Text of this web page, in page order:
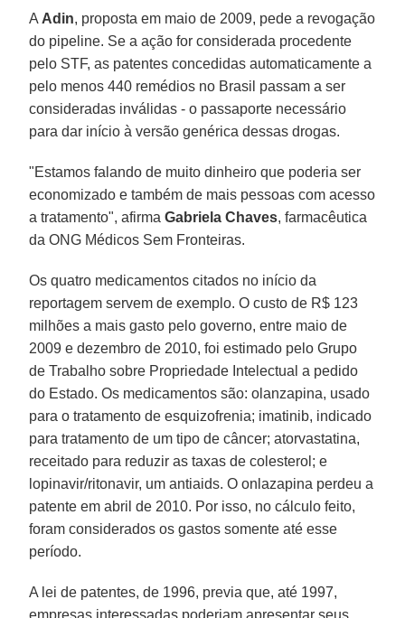
A Adin, proposta em maio de 2009, pede a revogação
do pipeline. Se a ação for considerada procedente
pelo STF, as patentes concedidas automaticamente a
pelo menos 440 remédios no Brasil passam a ser
consideradas inválidas - o passaporte necessário
para dar início à versão genérica dessas drogas.
"Estamos falando de muito dinheiro que poderia ser
economizado e também de mais pessoas com acesso
a tratamento", afirmaGabriela Chaves, farmacêutica
da ONG Médicos Sem Fronteiras.
Os quatro medicamentos citados no início da
reportagem servem de exemplo. O custo de R$ 123
milhões a mais gasto pelo governo, entre maio de
2009 e dezembro de 2010, foi estimado pelo Grupo
de Trabalho sobre Propriedade Intelectual a pedido
do Estado. Os medicamentos são: olanzapina, usado
para o tratamento de esquizofrenia; imatinib, indicado
para tratamento de um tipo de câncer; atorvastatina,
receitado para reduzir as taxas de colesterol; e
lopinavir/ritonavir, um antiaids. O onlazapina perdeu a
patente em abril de 2010. Por isso, no cálculo feito,
foram considerados os gastos somente até esse
período.
A lei de patentes, de 1996, previa que, até 1997,
empresas interessadas poderiam apresentar seus